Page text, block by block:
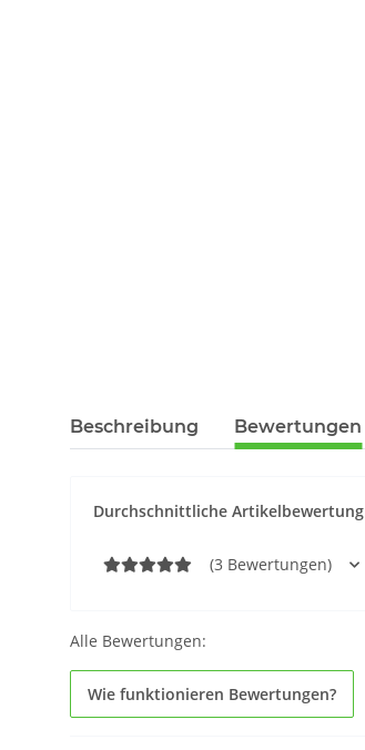
Beschreibung Bewertungen
Durchschnittliche Artikelbewertung
(3 Bewertungen)
Alle Bewertungen:
Wie funktionieren Bewertungen?